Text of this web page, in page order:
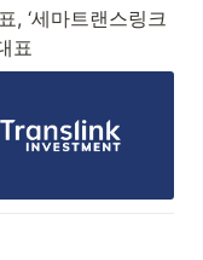
, ‘세마트랜스링크
표